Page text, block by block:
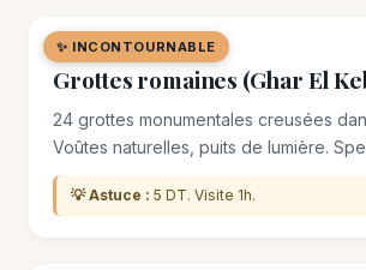
✨ INCONTOURNABLE
🏛️ MONUMENT
Grottes romaines (Ghar El
24 grottes monumentales creusées
Voûtes naturelles, puits de lumière.
💡 Astuce : 5 DT. Visite 1h.